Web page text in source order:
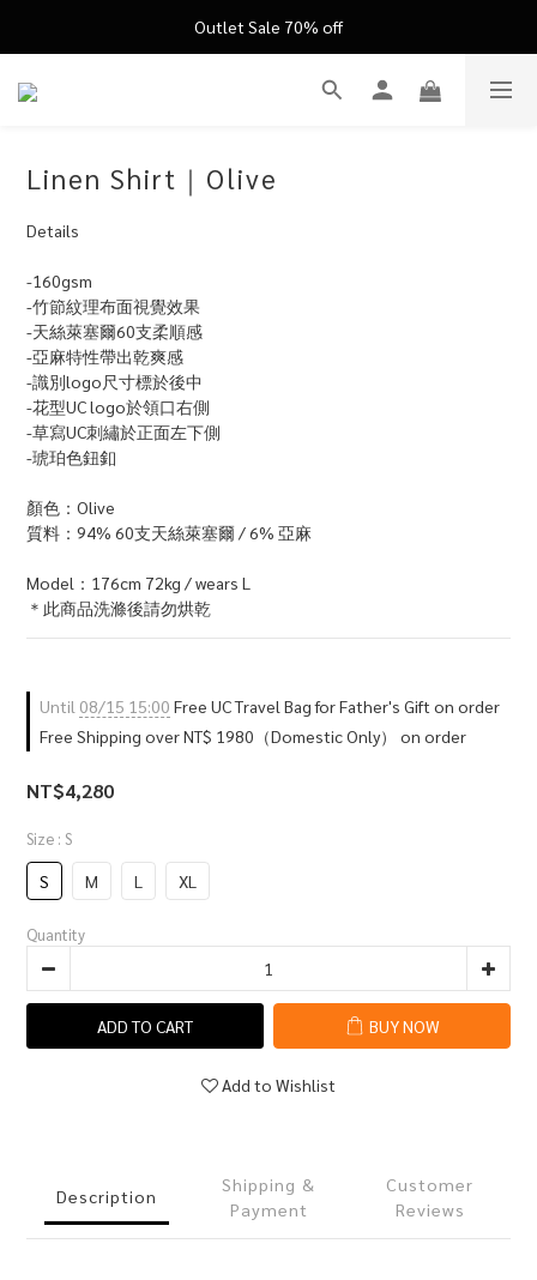
FATHER'S DAY ’26 ｜ 父親節限定盛典
Outlet Sale 70% off
FATHER'S DAY ’26 ｜ 父親節限定盛典
Linen Shirt｜Olive
Details
-160gsm
-竹節紋理布面視覺效果
-天絲萊塞爾60支柔順感
-亞麻特性帶出乾爽感
-識別logo尺寸標於後中
-花型UC logo於領口右側
-草寫UC刺繡於正面左下側
-琥珀色鈕釦
顏色：Olive
質料：94% 60支天絲萊塞爾 / 6% 亞麻
Model：176cm 72kg / wears L
＊此商品洗滌後請勿烘乾
Until 08/15 15:00 Free UC Travel Bag for Father's Gift on order
Free Shipping over NT$ 1980（Domestic Only） on order
NT$4,280
Size : S
S M L XL
Quantity
ADD TO CART BUY NOW
Add to Wishlist
Description
Shipping &
Payment
Customer
Reviews